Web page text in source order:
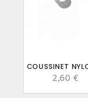
COUSSINET
2,60 €